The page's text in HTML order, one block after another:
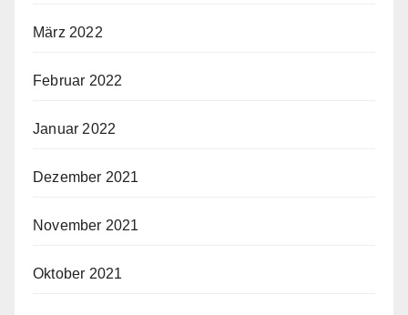
März 2022
Februar 2022
Januar 2022
Dezember 2021
November 2021
Oktober 2021